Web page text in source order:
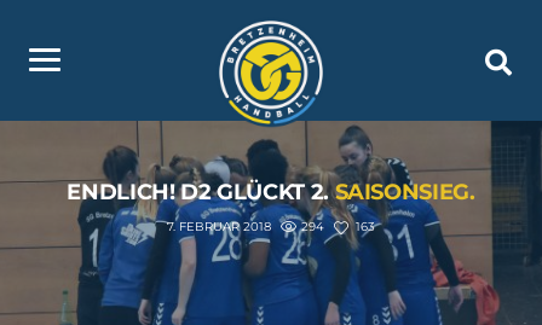
ENDLICH! D2 GLÜCKT 2.SAISONSIEG.
7. FEBRUAR 2018 294 163